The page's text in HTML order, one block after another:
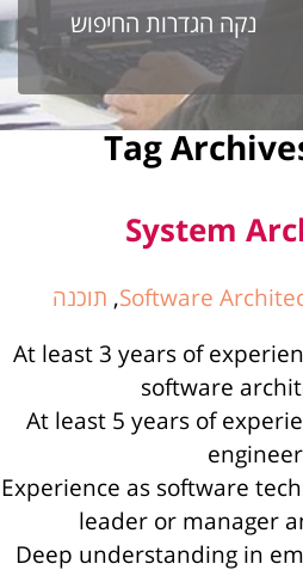
נקה הגדרות החיפוש
Tag
System
Software
, תוכנה
” At least 3 years of
software
” At least 5 years of
engineer
” Experience as software
leader or manager